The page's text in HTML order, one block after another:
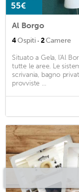
55€
Al Borgo
4Ospiti · 2Camere
Situato a Gela, l'Al
tutte le aree. Le
scrivania, bagno
provviste ...